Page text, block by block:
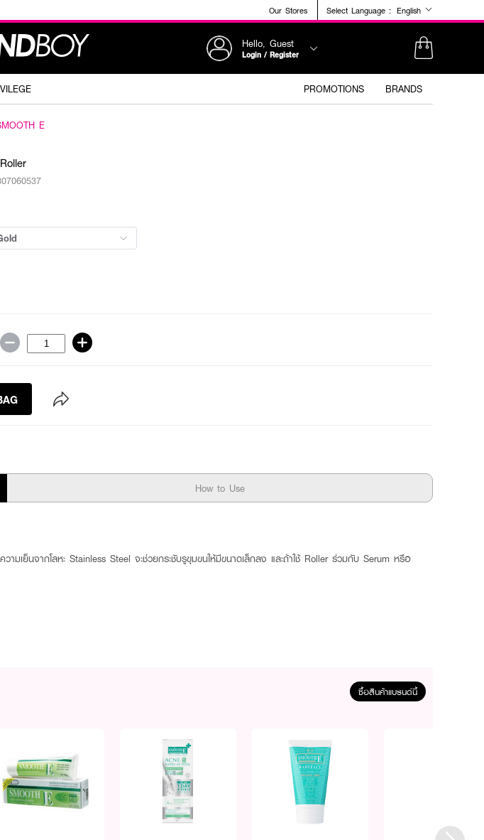
Our Stores Select Language : English
Hello, Guest
Login / Register
PROMOTIONS BRANDS
E
How to Use
ย็นจากโลหะ Stainless Steel จะช่วยกระชับรูขุมขนให้มีขนาดเล็กลง และถ้าใช้ Roller ร่วมกับ Serum หรือ
ซื้อสินค้าแบรนด์นี้